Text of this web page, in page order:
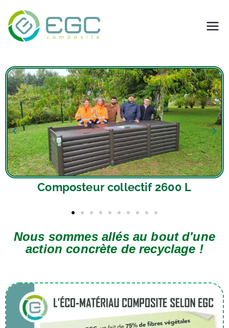
Jardinières avec bancs
Nous sommes allés au bout d'une
action concrète de recyclage !